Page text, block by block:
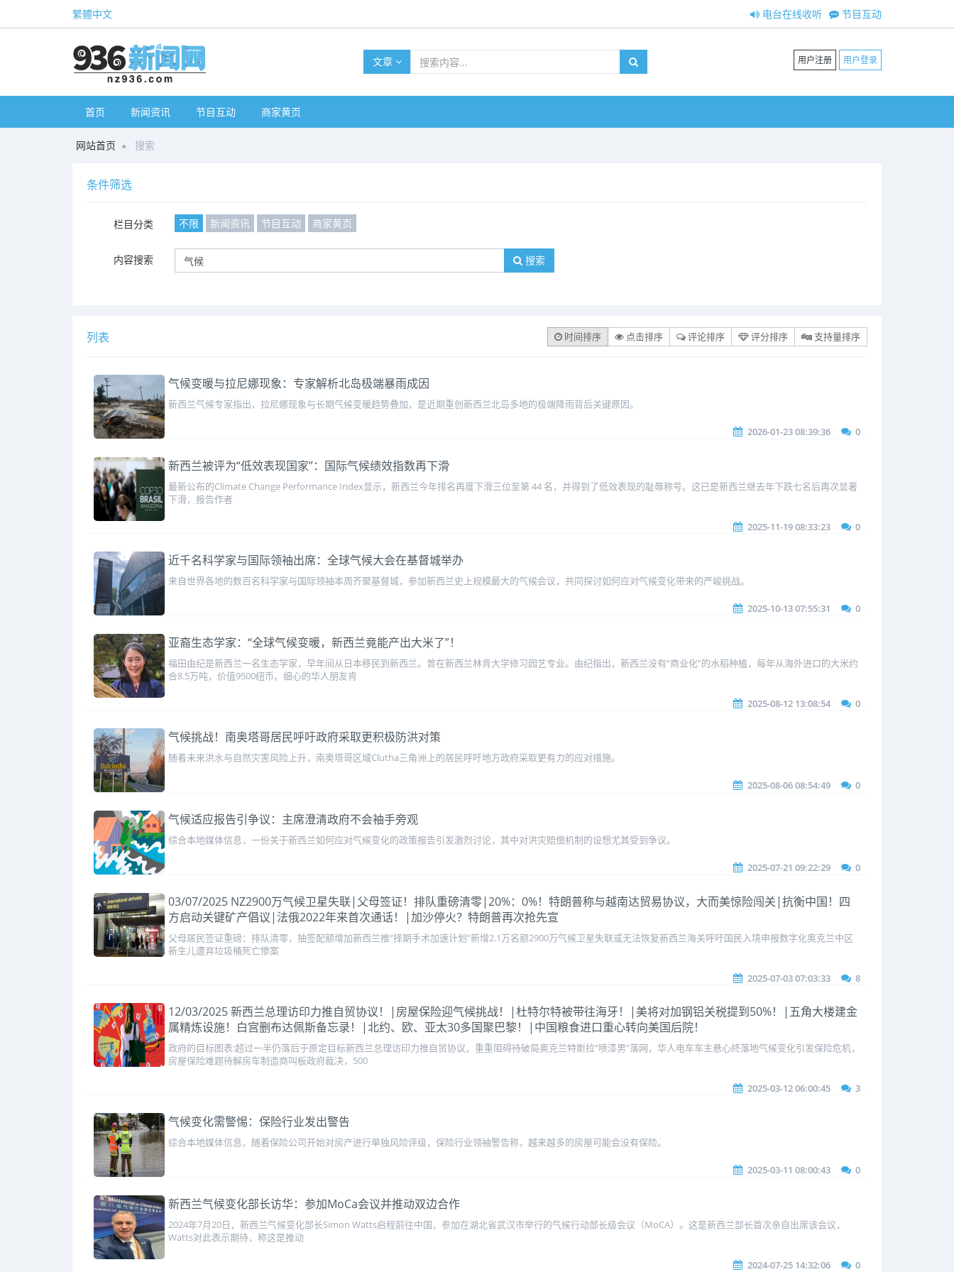
繁體中文 节目互动
电台在线收听
文章 用户注册 用户登录
首页 新闻资讯 节目互动 商家黄页
网站首页 搜索
条件筛选
栏目分类 不限 新闻资讯 节目互动 商家黄页
内容搜索 搜索
列表 时间排序 点击排序 评论排序 评分排序 支持量排序
气候变暖与拉尼娜现象：专家解析北岛极端暴雨成因
新西兰气候专家指出，拉尼娜现象与长期气候变暖趋势叠加，是近期重创新西兰北岛多地的极端降雨背后关键原因。
2026-01-23 08:39:36 0
新西兰被评为“低效表现国家”：国际气候绩效指数再下滑
最新公布的Climate Change Performance Index显示，新西兰今年排名再度下滑三位至第 44 名，并得到了低效表现的耻辱称号。这已是新西兰继去年下跌七名后再次显著
下滑，报告作者
2025-11-19 08:33:23 0
近千名科学家与国际领袖出席：全球气候大会在基督城举办
来自世界各地的数百名科学家与国际领袖本周齐聚基督城，参加新西兰史上规模最大的气候会议，共同探讨如何应对气候变化带来的严峻挑战。
2025-10-13 07:55:31 0
亚裔生态学家：“全球气候变暖，新西兰竟能产出大米了”！
福田由纪是新西兰一名生态学家，早年间从日本移民到新西兰。曾在新西兰林肯大学修习园艺专业。由纪指出，新西兰没有“商业化”的水稻种植，每年从海外进口的大米约
合8.5万吨，价值9500纽币。细心的华人朋友肯
2025-08-12 13:08:54 0
气候挑战！南奥塔哥居民呼吁政府采取更积极防洪对策
随着未来洪水与自然灾害风险上升，南奥塔哥区域Clutha三角洲上的居民呼吁地方政府采取更有力的应对措施。
2025-08-06 08:54:49 0
气候适应报告引争议：主席澄清政府不会袖手旁观
综合本地媒体信息，一份关于新西兰如何应对气候变化的政策报告引发激烈讨论，其中对洪灾赔偿机制的设想尤其受到争议。
2025-07-21 09:22:29 0
03/07/2025 NZ2900万气候卫星失联|父母签证！排队重磅清零|20%：0%！特朗普称与越南达贸易协议，大而美惊险闯关|抗衡中国！四
方启动关键矿产倡议|法俄2022年来首次通话！|加沙停火？特朗普再次抢先宣
父母居民签证重磅：排队清零，抽签配额增加新西兰推“择期手术加速计划”新增2.1万名额2900万气候卫星失联或无法恢复新西兰海关呼吁国民入境申报数字化奥克兰中区
新生儿遭弃垃圾桶死亡惨案
2025-07-03 07:03:33 8
12/03/2025 新西兰总理访印力推自贸协议！|房屋保险迎气候挑战！|杜特尔特被带往海牙！|美将对加钢铝关税提到50%！|五角大楼建金
属精炼设施！白宫删布达佩斯备忘录！|北约、欧、亚太30多国聚巴黎！|中国粮食进口重心转向美国后院！
政府的目标图表:超过一半仍落后于原定目标新西兰总理访印力推自贸协议，重重阻碍待破局奥克兰特斯拉“喷漆男”落网，华人电车车主悬心终落地气候变化引发保险危机，
房屋保险难题待解房车制造商叫板政府裁决，500
2025-03-12 06:00:45 3
气候变化需警惕：保险行业发出警告
综合本地媒体信息，随着保险公司开始对房产进行单独风险评级，保险行业领袖警告称，越来越多的房屋可能会没有保险。
2025-03-11 08:00:43 0
新西兰气候变化部长访华：参加MoCa会议并推动双边合作
2024年7月20日，新西兰气候变化部长Simon Watts启程前往中国，参加在湖北省武汉市举行的气候行动部长级会议（MoCA）。这是新西兰部长首次亲自出席该会议，
Watts对此表示期待，称这是推动
2024-07-25 14:32:06 0